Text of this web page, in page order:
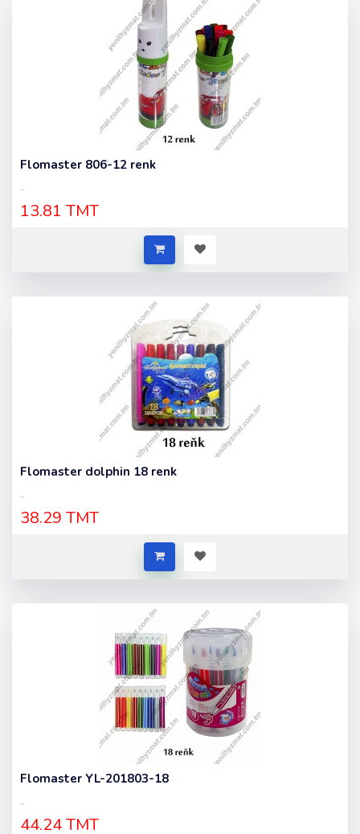
Flomaster 806-12 renk
..
13.81 TMT
Flomaster dolphin 18 renk
..
38.29 TMT
Flomaster YL-201803-18
..
44.24 TMT